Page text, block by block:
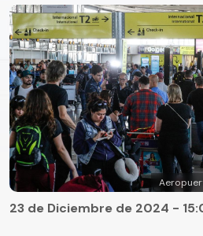
23 de Diciembre de 2024 -